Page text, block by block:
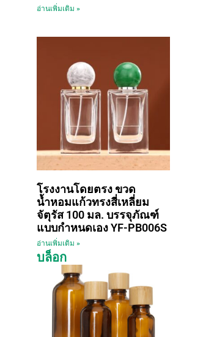
อ่านเพิ่มเติม »
โรงงานโดยตรง ขวด
น้ำหอมแก้วทรงสี่เหลี่ยม
จัตุรัส 100 มล. บรรจุภัณฑ์
แบบกำหนดเอง YF-PB006S
อ่านเพิ่มเติม »
บล็อก